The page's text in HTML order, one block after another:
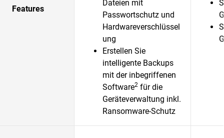
Features
Dateien mit
Passwortschutz und
Hardwareverschlüssel
ung
Erstellen Sie
intelligente Backups
mit der inbegriffenen
Software2 für die
Geräteverwaltung inkl.
Ransomware-Schutz